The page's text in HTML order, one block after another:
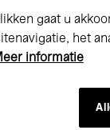
gaat u
het
informatie